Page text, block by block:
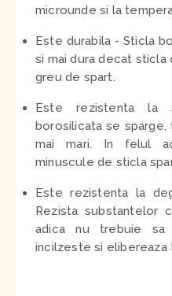
microunde si la
Este durabila - Sticla
si mai dura decat sticla
greu de spart.
Este rezistenta la
borosilicata se sparge,
mai mari. In felul
minuscule de sticla
Este rezistenta la
Rezista substantelor
adica nu trebuie
incilzeste si elibereaza